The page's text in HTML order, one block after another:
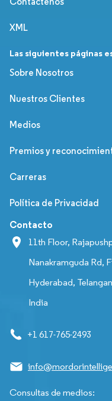
XML
Las siguientes páginas
Sobre Nosotros
Nuestros Clientes
Medios
Premios y
Carreras
Política de Privacidad
Contacto
11th Floor,
Nanakramguda Rd,
Hyderabad,
India
+1 617-765-2493
Consultas de medios: